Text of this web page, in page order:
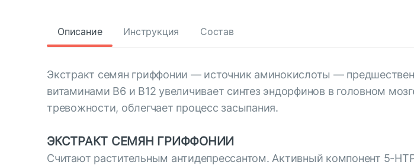
Описание Инструкция Состав
Экстракт семян гриффонии — источник аминокислоты —
витаминами В6 и В12 увеличивает синтез эндорфинов в головном
тревожности, облегчает процесс засыпания.
ЭКСТРАКТ СЕМЯН ГРИФФОНИИ
Считают растительным антидепрессантом. Активный компонент 5-